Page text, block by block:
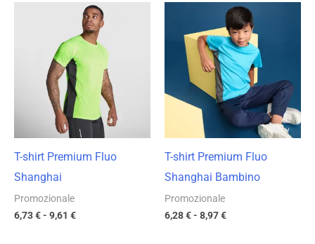
T-shirt Premium Fluo
Shanghai
Promozionale
6,73€- 9,61 €
Fascia
di
prezzo:
da
6,73 €
a
9,61 €
T-shirt Premium Fluo
Shanghai Bambino
Promozionale
6,28€- 8,97€
Fascia
di
prezzo:
da
6,28 €
a
8,97 €